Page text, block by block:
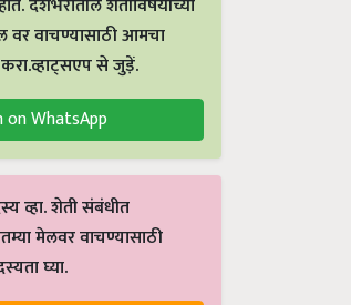
देशभरातील शेतीविषयीच्या
वर वाचण्यासाठी आमचा
से जुड़ें.
on WhatsApp
व्हा. शेती संबंधीत
मेलवर वाचण्यासाठी
घ्या.